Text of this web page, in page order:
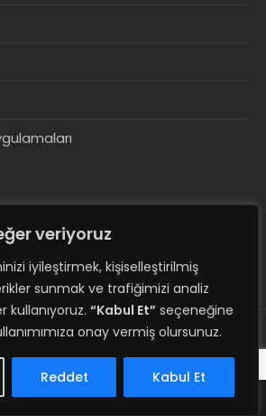
veriyoruz
iyileştirmek, kişiselleştirilmiş
sunmak ve trafiğimizi analiz
“Kabul Et” seçeneğine
onay vermiş olursunuz.
Reddet Kabul Et